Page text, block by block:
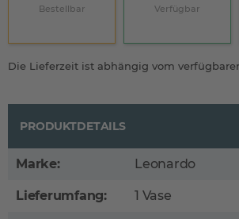
Bestellbar Verfügbar
Die Lieferzeit ist abhängig vom
PRODUKTDETAILS
Marke: Leonardo
Lieferumfang: 1 Vase